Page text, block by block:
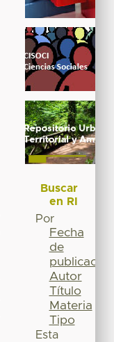
Buscar
en RI
Por
Fecha
de
publicación
Autor
Título
Materia
Tipo
Esta